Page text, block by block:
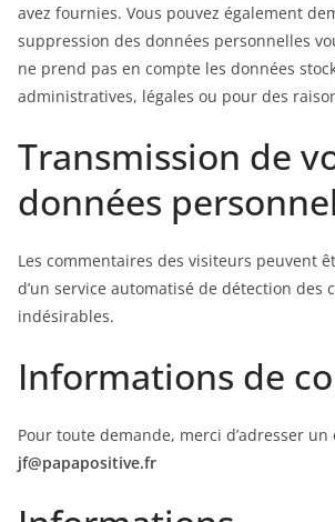
avez fournies. Vous pouvez également
suppression des données personnelles
ne prend pas en compte les données
administratives, légales ou pour des
Transmission de
données
Les commentaires des visiteurs peuvent
d’un service automatisé de détection des
indésirables.
Informations de
Pour toute demande, merci d’adresser un
jf@papapositive.fr